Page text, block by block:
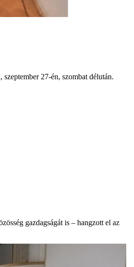
27-én, szombat délután.
gazdagságát is – hangzott el az